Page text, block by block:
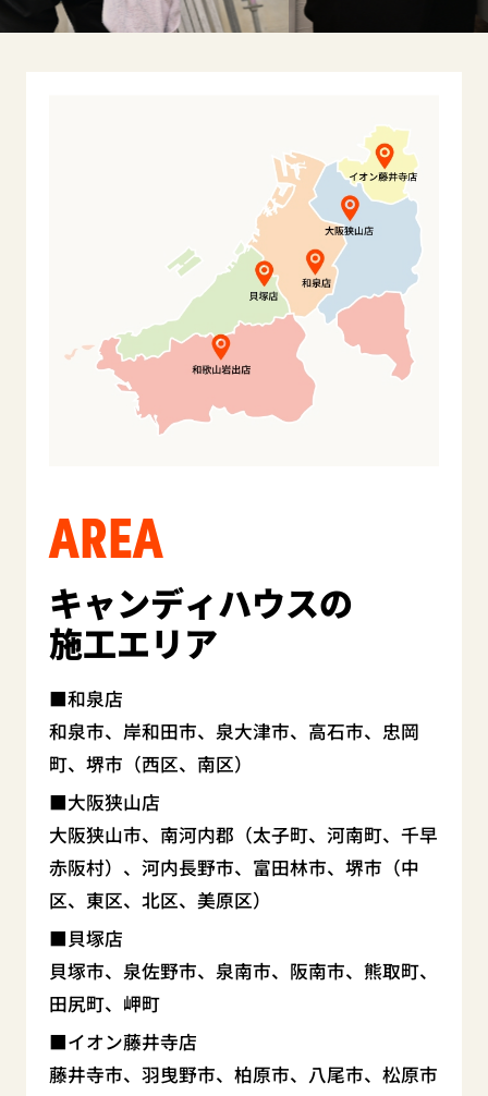
AREA
キャンディハウスの
施工エリア
和泉店
和泉市、岸和田市、泉大津市、高石市、忠岡
町、堺市（西区、南区）
大阪狭山店
大阪狭山市、南河内郡（太子町、河南町、千早
赤阪村）、河内長野市、富田林市、堺市（中
区、東区、北区、美原区）
貝塚店
貝塚市、泉佐野市、泉南市、阪南市、熊取町、
田尻町、岬町
イオン藤井寺店
藤井寺市、羽曳野市、柏原市、八尾市、松原市